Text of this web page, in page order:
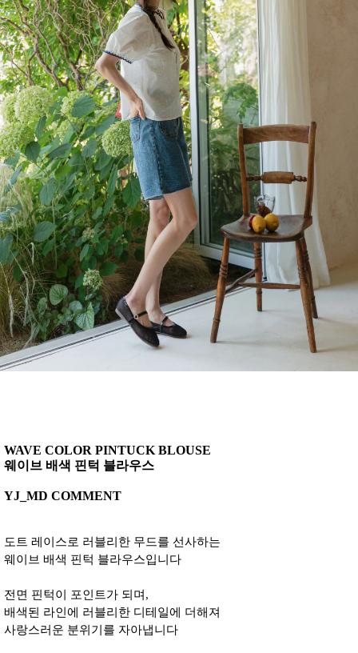
WAVE COLOR PINTUCK BLOUSE
웨이브 배색 핀턱 블라우스
YJ_MD COMMENT
도트 레이스로 러블리한 무드를 선사하는
웨이브 배색 핀턱 블라우스입니다
전면 핀턱이 포인트가 되며,
배색된 라인에 러블리한 디테일에 더해져
사랑스러운 분위기를 자아냅니다